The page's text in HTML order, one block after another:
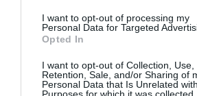
I want to opt-out of processing my
Personal Data for Targeted
Opted In
I want to opt-out of Collection, Use,
Retention, Sale, and/or Sharing of
Personal Data that Is Unrelated
Purposes for which it was collected.
Qué hay que tener en cuenta
si el canon que quieren aplicar
Normalmente, las tarifas que